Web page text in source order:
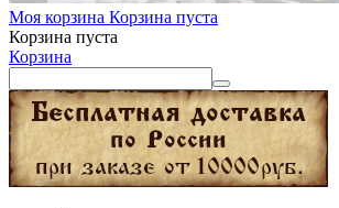
Моя корзина Корзина пуста
Корзина пуста
Корзина